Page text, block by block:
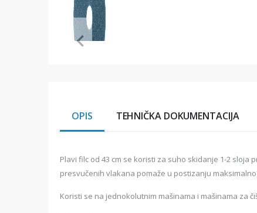
of
Item
OPIS TEHNIČKA DOKUMENTACIJA
Plavi filc od 43 cm se koristi za suho skidanje 1-2
presvučenih vlakana pomaže u postizanju
Koristi se na jednokolutnim mašinama i mašinama za